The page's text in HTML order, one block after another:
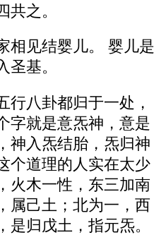
共之。
相见结婴儿。 婴儿是
圣基。
行八卦都归于一处，
字就是意炁神，意是
神入炁结胎，炁归神
个道理的人实在太少
火木一性，东三加南
属己土；北为一，西
是归戊土，指元炁。